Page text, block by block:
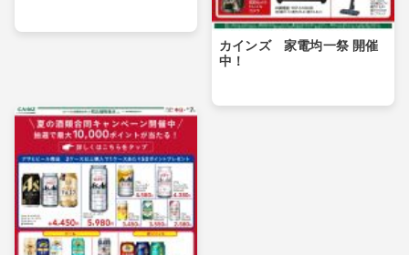
カインズ 家電均一祭 開催
中！